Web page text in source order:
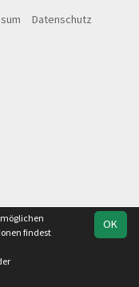
Datenschutz
OK
findest